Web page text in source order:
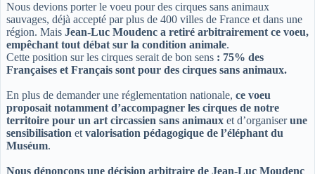
Nous devions porter le voeu pour des cirques sans animaux
sauvages, déjà accepté par plus de 400 villes de France et dans une
région. Mais Jean-Luc Moudenc a retiré arbitrairement ce voeu,
empêchant tout débat sur la condition animale.
Cette position sur les cirques serait de bon sens : 75% des
Françaises et Français sont pour des cirques sans animaux.
En plus de demander une réglementation nationale, ce voeu
proposait notamment d’accompagner les cirques de notre
territoire pour un art circassien sans animaux et d’organiserune
sensibilisation et valorisation pédagogique de l’éléphant du
Muséum.
Nous dénonçons une décision arbitraire de Jean-Luc Moudenc